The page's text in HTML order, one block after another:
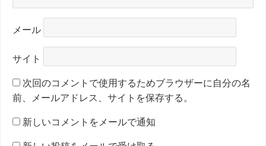
メール
サイト
次回のコメントで使用するためブラウザーに自分の名
前、メールアドレス、サイトを保存する。
新しいコメントをメールで通知